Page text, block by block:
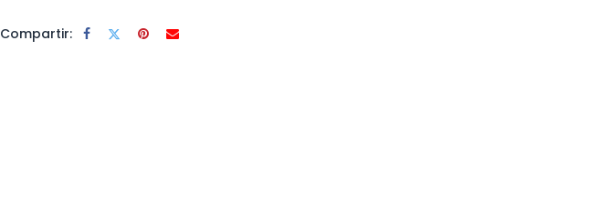
Compartir: